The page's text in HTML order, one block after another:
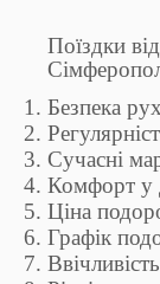
Поїздки
Безпека
Сучасні
Комфорт у
Ціна
Графік